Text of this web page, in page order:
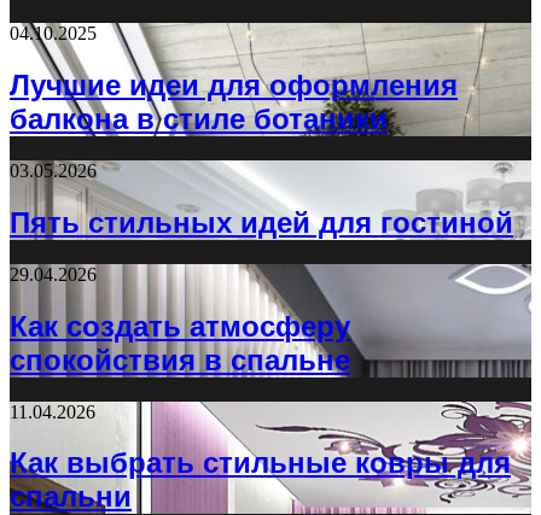
04.10.2025
Лучшие идеи для оформления
балкона в стиле ботаники
03.05.2026
Пять стильных идей для гостиной
29.04.2026
Как создать атмосферу
спокойствия в спальне
11.04.2026
Как выбрать стильные ковры для
спальни